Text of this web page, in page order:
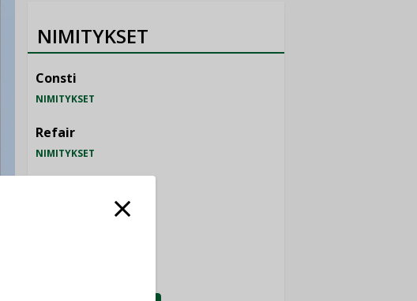
NIMITYKSET
Consti
NIMITYKSET
Refair
NIMITYKSET